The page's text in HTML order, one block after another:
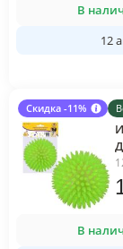
В
12
Скидка -11%
В